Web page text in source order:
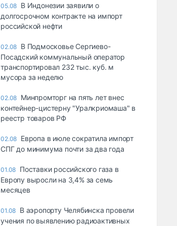
05.08 В Индонезии заявили о
долгосрочном контракте на импорт
российской нефти
02.08 В Подмосковье Сергиево-
Посадский коммунальный оператор
транспортировал 232 тыс. куб. м
мусора за неделю
02.08 Минпромторг на пять лет внес
контейнер-цистерну "Уралкриомаша" в
реестр товаров РФ
02.08 Европа в июле сократила импорт
СПГ до минимума почти за два года
01.08 Поставки российского газа в
Европу выросли на 3,4% за семь
месяцев
01.08 В аэропорту Челябинска провели
учения по выявлению радиоактивных